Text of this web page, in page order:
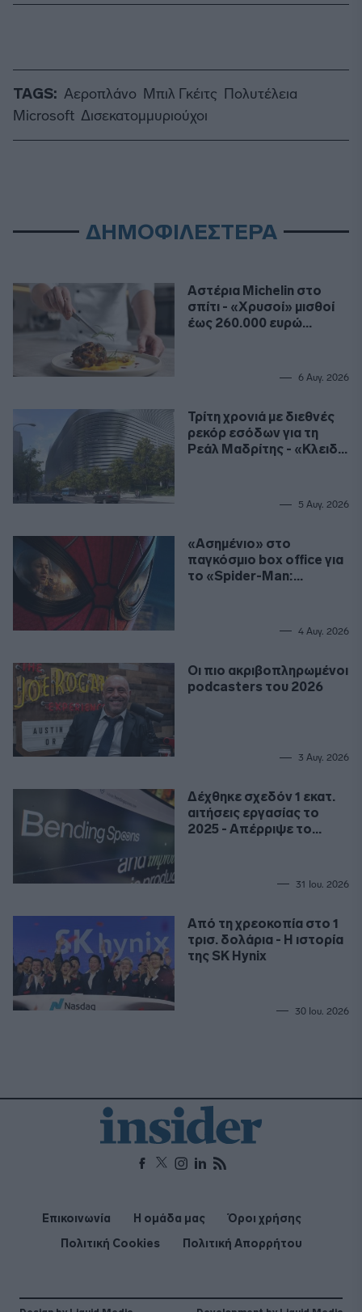
TAGS: Αεροπλάνο Μπιλ Γκέιτς Πολυτέλεια
Microsoft Δισεκατομμυριούχοι
ΔΗΜΟΦΙΛΕΣΤΕΡΑ
Αστέρια Michelin στο
σπίτι - «Χρυσοί» μισθοί
έως 260.000 ευρώ
6 Αυγ. 2026
Τρίτη χρονιά με διεθνές
ρεκόρ εσόδων για τη
Ρεάλ Μαδρίτης - «Κλειδί»
5 Αυγ. 2026
«Ασημένιο» στο
παγκόσμιο box office για
το «Spider-Man:
4 Αυγ. 2026
Οι πιο ακριβοπληρωμένοι
podcasters του 2026
3 Αυγ. 2026
Δέχθηκε σχεδόν 1 εκατ.
αιτήσεις εργασίας το
2025 - Απέρριψε το
31 Ιου. 2026
Από τη χρεοκοπία στο 1
τρισ. δολάρια - Η ιστορία
της SK Hynix
30 Ιου. 2026
Επικοινωνία Η ομάδα μας
Όροι χρήσης
Πολιτική Cookies
Πολιτική Απορρήτου